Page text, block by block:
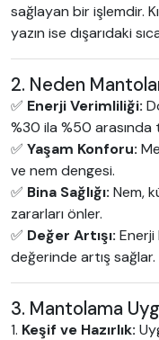
sağlayan bir işlemdir.
yazın ise dışarıdaki
2. Neden
✅ Enerji Verimliliği:
%30 ila %50 arasında
✅ Yaşam Konforu:
ve nem dengesi.
✅ Bina Sağlığı: Nem,
zararları önler.
✅ Değer Artışı: Enerji
değerinde artış sağlar.
3. Mantolama
Keşif ve Hazırlık: